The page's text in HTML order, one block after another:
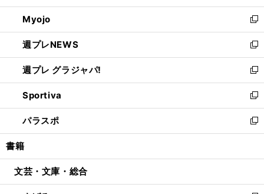
開
く
ウ
で
開
く
ン
ド
ウ
で
開
く
ウ
ィ
ン
ド
ウ
で
開
く
Myojo
新
し
い
ウ
ィ
ン
ド
ウ
で
開
週プレNEWS
新
し
い
ウ
ィ
ン
ド
ウ
開
週プレ グラジャパ!
新
し
い
ウ
ィ
ン
ウ
開
Sportiva
新
し
い
ウ
ン
ウ
パラスポ
新
し
ウ
ン
書籍
文芸・文庫・総合